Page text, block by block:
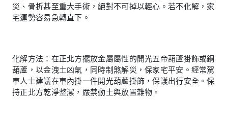
災、骨折甚至重大手術，絕對不可掉以輕心。若不化解，家
宅運勢容易急轉直下。
化解方法：在正北方擺放金屬屬性的開光五帝葫蘆掛飾或銅
葫蘆，以金洩土凶氣，同時制煞解災，保家宅平安。經常駕
車人士建議在車內掛一件開光葫蘆掛飾，保護出行安全。保
持正北方乾淨整潔，嚴禁動土與放置雜物。